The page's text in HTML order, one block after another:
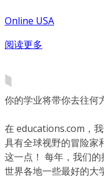
Online USA
阅读更多
你的学业将带你去往何
在 educations.com，
具有全球视野的冒险家
这一点！ 每年，我们
世界各地一些最好的大